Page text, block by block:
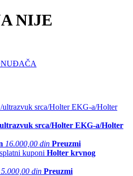
NIJE
srca/Holter EKG-a/Holter
16.000,00 din Preuzmi
Holter krvnog
5.000,00 din Preuzmi